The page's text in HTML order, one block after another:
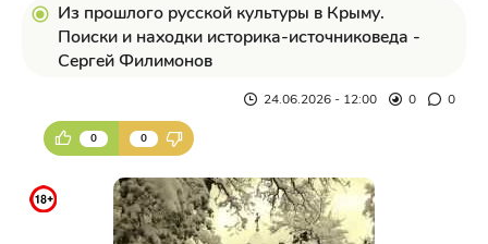
Из прошлого русской культуры в Крыму.
Поиски и находки историка-источниковеда -
Сергей Филимонов
24.06.2026 - 12:00 0 0
0 0